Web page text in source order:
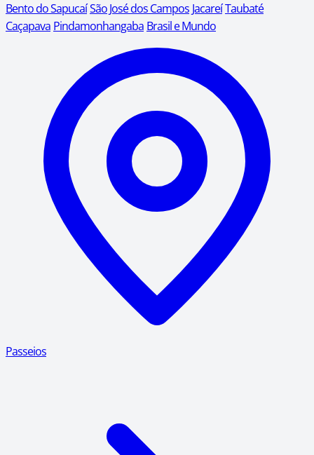
Bento do SapucaíSão José dos Campos JacareíTaubaté
Caçapava Pindamonhangaba Brasil e Mundo
Passeios